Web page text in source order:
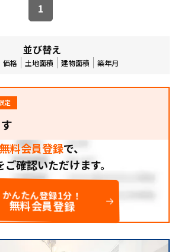
1
並び替え
価格 土地面積 建物面積 築年月
定
無料会員登録で、
ご確認いただけます。
かんたん登録1分！
無料会員登録